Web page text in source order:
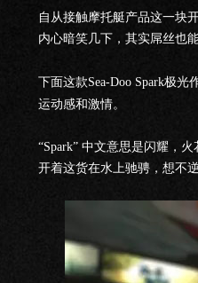
自从接触摩托艇产品这一块
内心暗笑几下，其实屌丝也
下面这款Sea-Doo Spark极
运动感和激情。
“Spark” 中文意思是闪耀，
开着这货在水上驰骋，想不